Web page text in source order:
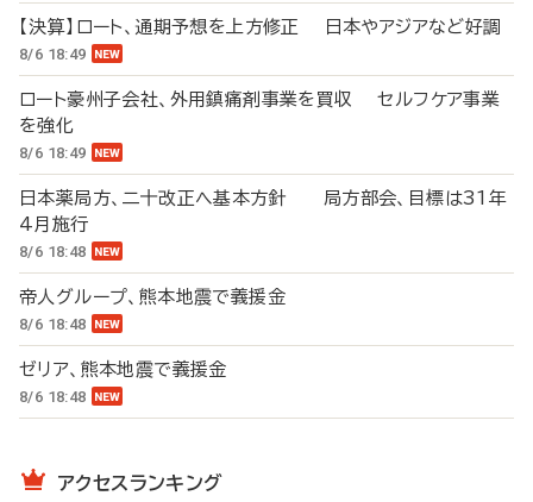
【決算】ロート、通期予想を上方修正 日本やアジアなど好調
8/6 18:49
ロート豪州子会社、外用鎮痛剤事業を買収 セルフケア事業
を強化
8/6 18:49
日本薬局方、二十改正へ基本方針 局方部会、目標は31年
4月施行
8/6 18:48
帝人グループ、熊本地震で義援金
8/6 18:48
ゼリア、熊本地震で義援金
8/6 18:48
アクセスランキング